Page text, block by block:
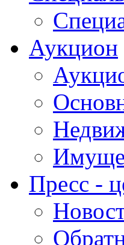
Аукцион
Пресс -